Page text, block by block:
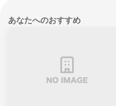
あなたへのおすすめ